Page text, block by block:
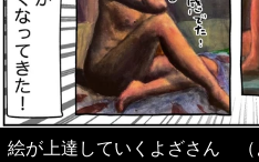
絵が上達していくよざさん （